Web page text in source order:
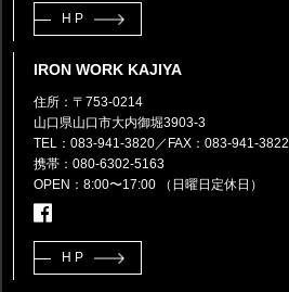
HP
IRON WORK KAJIYA
住所：〒753-0214
山口県山口市大内御堀3903-3
TEL：083-941-3820 ／FAX：083-941-3822
携帯：080-6302-5163
OPEN：8:00〜17:00 （日曜日定休日）
HP